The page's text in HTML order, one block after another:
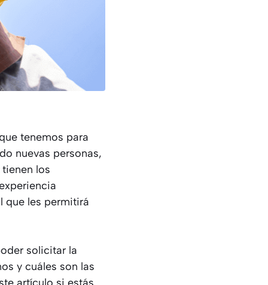
tenemos para
nuevas personas,
los
que les permitirá
solicitar la
y cuáles son las